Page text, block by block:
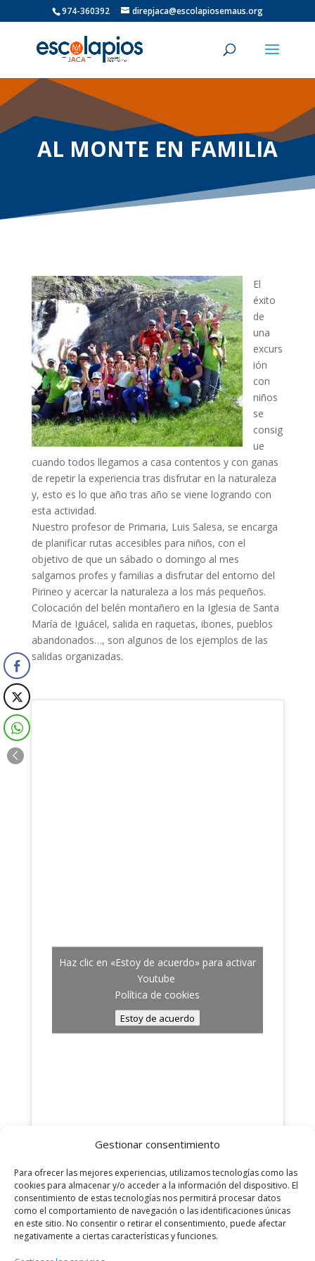
Gestionar consentimiento
Para ofrecer las mejores experiencias, utilizamos tecnologías como las
cookies para almacenar y/o acceder a la información del dispositivo. El
consentimiento de estas tecnologías nos permitirá procesar datos
como el comportamiento de navegación o las identificaciones únicas
en este sitio. No consentir o retirar el consentimiento, puede afectar
negativamente a ciertas características y funciones.
974-360392 direpjaca@escolapiosemaus.org
AL MONTE EN FAMILIA
El
éxito
de
una
excurs
ión
con
niños
se
consig
ue
cuando todos llegamos a casa contentos y con ganas
de repetir la experiencia tras disfrutar en la naturaleza
y, esto es lo que año tras año se viene logrando con
esta actividad.
Nuestro profesor de Primaria, Luis Salesa, se encarga
de planificar rutas accesibles para niños, con el
objetivo de que un sábado o domingo al mes
salgamos profes y familias a disfrutar del entorno del
Pirineo y acercar la naturaleza a los más pequeños.
Colocación del belén montañero en la Iglesia de Santa
María de Iguácel, salida en raquetas, ibones, pueblos
abandonados…, son algunos de los ejemplos de las
salidas organizadas.
Haz clic en «Estoy de acuerdo» para activar
Youtube
Política de cookies
Estoy de acuerdo